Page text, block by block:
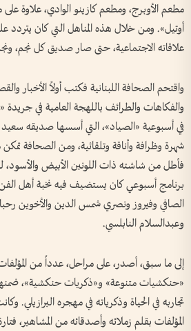
مطعم الأوبرج، ومطعم كازينو الوادي، علاوة
أوتيل». ومن خلال هذه المناهل التي كان يتردد
علاقاته الاجتماعية، حتى صار صديق كل نجم،
واقتحم الصحافة اللبنانية فكتب أولاً الأخبار
والفكاهات والطرائف باللهجة العامية في جريدة
في أسبوعية «الصياد»، التي أسسها صديقه
شهرة وظرافة وأناقة وتلقائية، ومن الصحافة تمكن
فأطل من شاشته ذات اللونين الأبيض والأسود،
برنامج أسبوعي كان يستضيف فيه نخبة أهل
الصافي وفيروز ونصري شمس الدين والأخوين
وعبدالسلام النابلسي.
إلى ما سبق، أصدر، على مراحل، عدداً من
«حنكشيات متنوعة» و«ذكريات حنكشية»،
تجاربه في الحياة وذكرياته في مهجره البرازيلي.
المؤلفات بقلم زملائه وأصدقائه من المشاهير،